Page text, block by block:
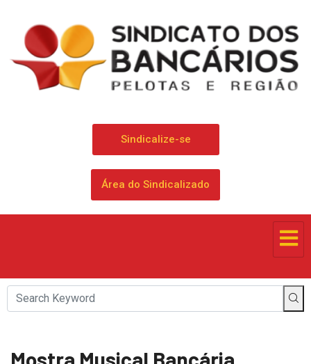
Sindicalize-se
Área do Sindicalizado